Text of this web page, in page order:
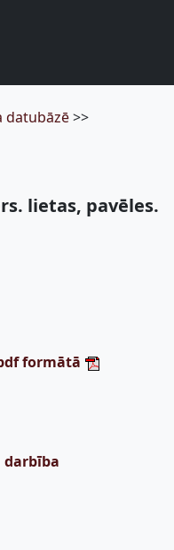
datubāzē>>
lietas, pavēles.
formātā
darbība